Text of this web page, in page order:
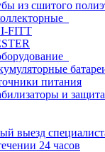
из сшитого
FITT
питания
и
выезд
24 часов